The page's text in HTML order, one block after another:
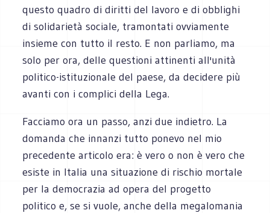
questo quadro di diritti del lavoro e di obblighi
di solidarietà sociale, tramontati ovviamente
insieme con tutto il resto. E non parliamo, ma
solo per ora, delle questioni attinenti all'unità
politico-istituzionale del paese, da decidere più
avanti con i complici della Lega.
Facciamo ora un passo, anzi due indietro. La
domanda che innanzi tutto ponevo nel mio
precedente articolo era: è vero o non è vero che
esiste in Italia una situazione di rischio mortale
per la democrazia ad opera del progetto
politico e, se si vuole, anche della megalomania